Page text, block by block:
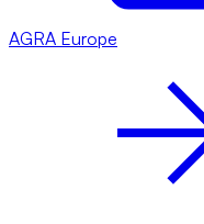
AGRA Europe